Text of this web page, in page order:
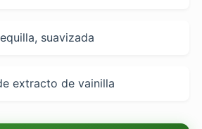
suavizada
extracto de vainilla